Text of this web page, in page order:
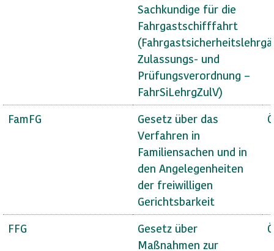
Sachkundige für die
Fahrgastschifffahrt
Zulassungs- und
Prüfungsverordnung –
FahrSiLehrgZulV)
FamFG
Gesetz über das
Verfahren in
Familiensachen und in
den Angelegenheiten
der freiwilligen
Gerichtsbarkeit
FFG
Gesetz über
Maßnahmen zur